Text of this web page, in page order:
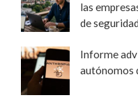
las
de seguridad
Informe
autónomos